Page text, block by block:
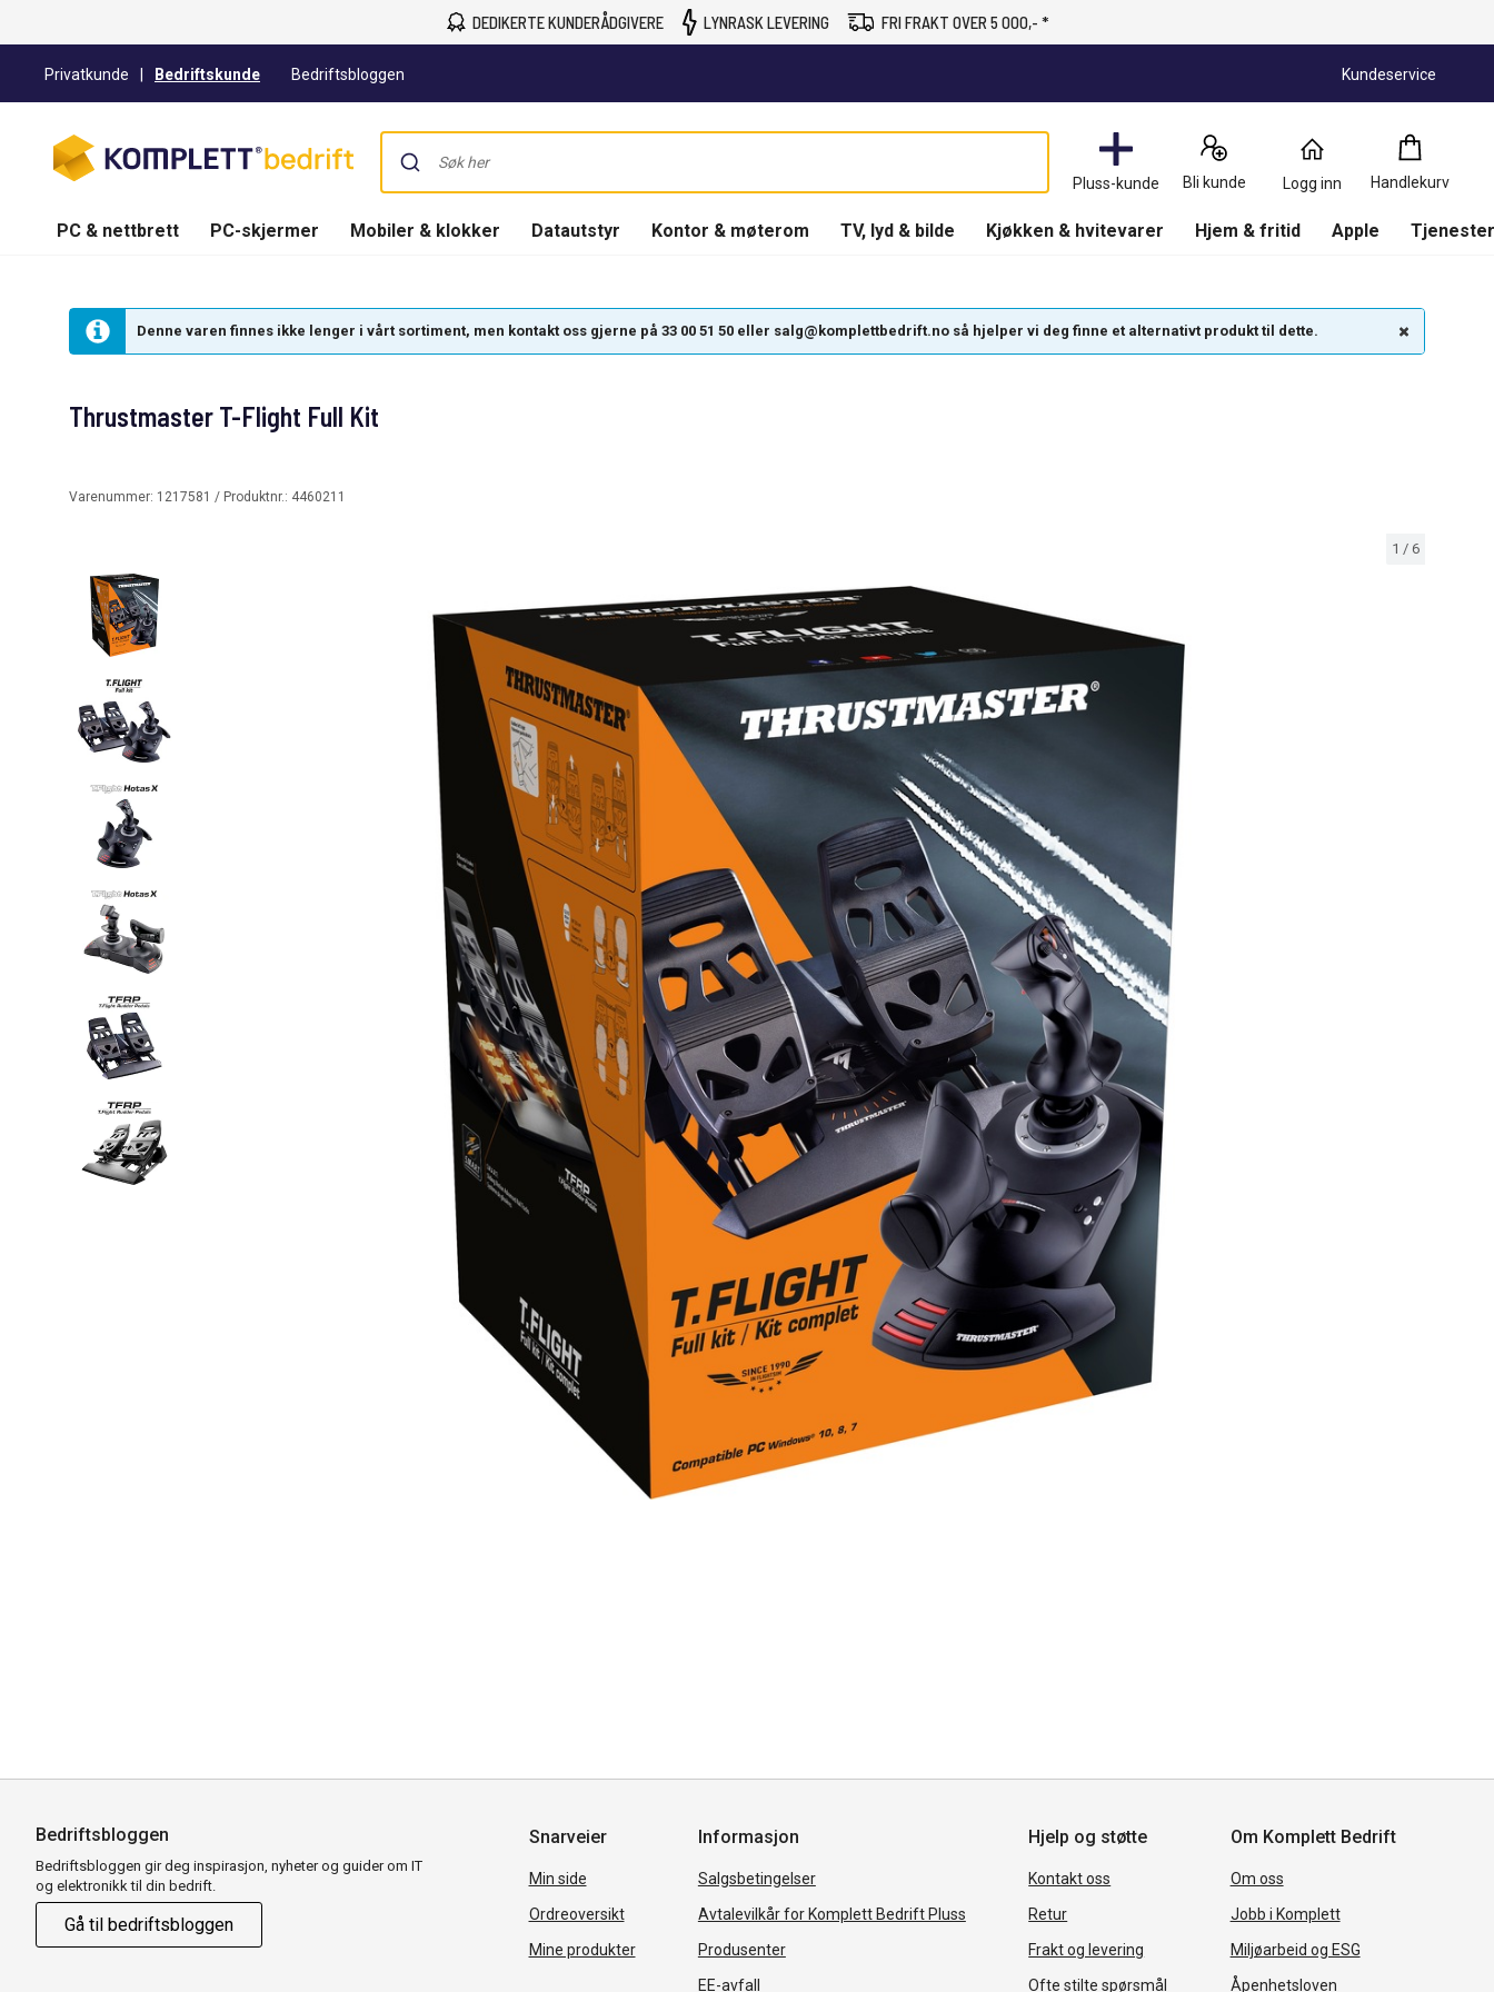
DEDIKERTE KUNDERÅDGIVERE LYNRASK LEVERING FRI FRAKT OVER 5 000,- *
Privatkunde Bedriftskunde Bedriftsbloggen Kundeservice
Pluss-kunde Bli kunde Logg inn Handlekurv
Handlekurv
0
Produkter
PC & nettbrett PC-skjermer Mobiler & klokker Datautstyr Kontor & møterom TV, lyd & bilde Kjøkken & hvitevarer Hjem & fritid Apple
Denne varen finnes ikke lenger i vårt sortiment, men kontakt oss gjerne på 33 00 51 50 eller salg@komplettbedrift.no så hjelper vi deg finne et alternativt produkt til dette.
1 / 6
Thrustmaster T-Flight Full Kit
Varenummer: 1217581 / Produktnr.: 4460211
Bedriftsbloggen
Bedriftsbloggen gir deg inspirasjon, nyheter og guider om IT
og elektronikk til din bedrift.
Gå til bedriftsbloggen
Snarveier
Min side
Ordreoversikt
Mine produkter
Informasjon
Salgsbetingelser
Avtalevilkår for Komplett Bedrift Pluss
Produsenter
EE-avfall
Hjelp og støtte
Kontakt oss
Retur
Frakt og levering
Ofte stilte spørsmål
Om Komplett Bedrift
Om oss
Jobb i Komplett
Miljøarbeid og ESG
Åpenhetsloven